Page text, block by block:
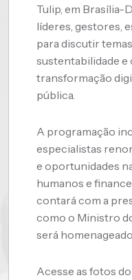
Tulip, em Brasília-
líderes, gestores,
para discutir
sustentabilidade e
transformação
pública.
A programação
especialistas
e oportunidades
humanos e
contará com a
como o Ministro
será
Acesse as fotos